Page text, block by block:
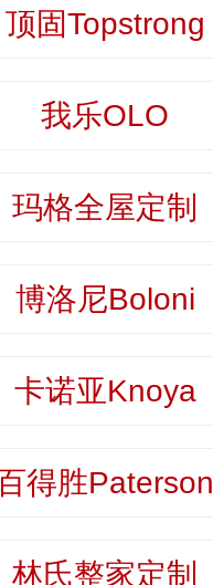
顶固Topstrong
我乐OLO
玛格全屋定制
博洛尼Boloni
卡诺亚Knoya
得胜Paterson
林氏整家定制